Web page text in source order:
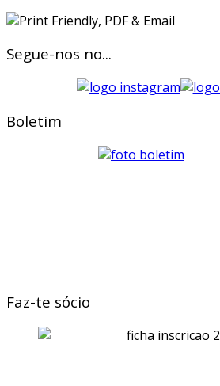
Segue-nos no...
Boletim
Faz-te sócio